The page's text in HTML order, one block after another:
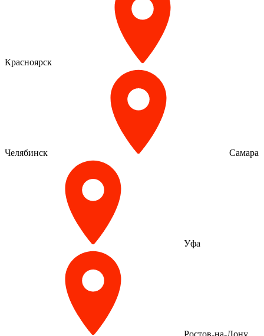
Красноярск
Челябинск Самара
Уфа
Ростов-на-Дону